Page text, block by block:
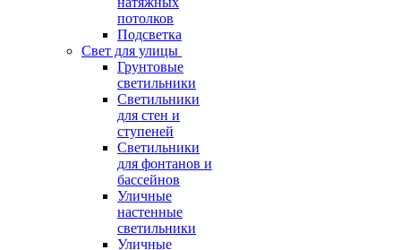
потолков
Подсветка
Свет для улицы
Грунтовые
светильники
Светильники
для стен и
ступеней
Светильники
для фонтанов и
бассейнов
Уличные
настенные
светильники
Уличные